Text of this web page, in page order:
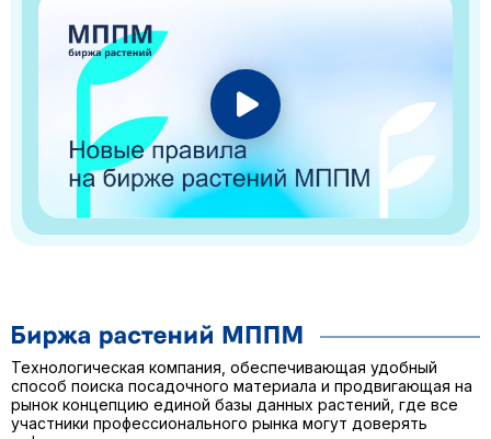
Технологическая компания, обеспечивающая удобный
способ поиска посадочного материала и продвигающая на
рынок концепцию единой базы данных растений, где все
участники профессионального рынка могут доверять